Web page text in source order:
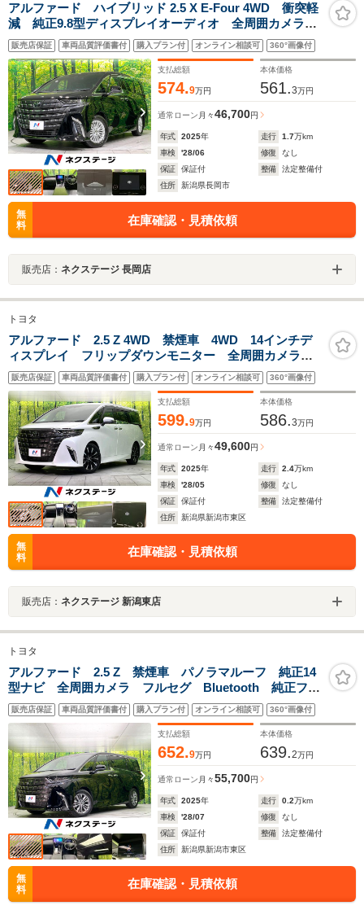
アルファード ハイブリッド 2.5 X E-Four 4WD 衝突軽
減 純正9.8型ディスプレイオーディオ 全周囲カメラ
両側電動スライド 禁煙車 LEDヘッド デジタルイン
ナーミラー ETC2.0 ダブルオートエアコン
Bluetooth接続
販売店保証 車両品質評価書付 購入プラン付 オンライン相談可 360°画像付
支払総額
574.9万円
本体価格
561.3万円
通常ローン 月々46,700円
年式 2025年 走行 1.7万km
車検
'28/06 修復
なし
保証
保証付 整備
法定整備付
住所
新潟県長岡市
無
料
在庫確認・見積依頼
販売店： ネクステージ 長岡店
トヨタ
アルファード 2.5 Z 4WD 禁煙車 4WD 14インチデ
ィスプレイ フリップダウンモニター 全周囲カメラ
ムーンルーフ シートベンチレーション ステアリング
ヒーター ETC2.0 ドライブレコーダー フルセグ
Bluetooth
販売店保証 車両品質評価書付 購入プラン付 オンライン相談可 360°画像付
支払総額
599.9万円
本体価格
586.3万円
通常ローン 月々49,600円
年式 2025年 走行 2.4万km
車検
'28/05 修復
なし
保証
保証付 整備
法定整備付
住所
新潟県新潟市東区
無
料
在庫確認・見積依頼
販売店： ネクステージ 新潟東店
トヨタ
アルファード 2.5 Z 禁煙車 パノラマルーフ 純正14
型ナビ 全周囲カメラ フルセグ Bluetooth 純正フリ
ップダウンモニター 衝突軽減装置 レーダークルコ
ン LEDヘッド 両側電動スライドドア 電動リアゲー
販売店保証 車両品質評価書付 購入プラン付 オンライン相談可 360°画像付
支払総額
652.9万円
本体価格
639.2万円
通常ローン 月々55,700円
年式 2025年 走行 0.2万km
車検
'28/07 修復
なし
保証
保証付 整備
法定整備付
住所
新潟県新潟市東区
無
料
在庫確認・見積依頼